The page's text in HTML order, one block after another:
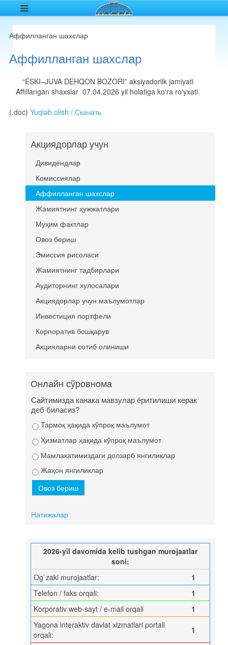
Аффилланган шахслар
Аффилланган шахслар
“ESKI–JUVA DEHQON BOZORI” aksiyadorlik jamiyati
Affillangan shaxslar 07.04.2026 yil holatiga koʻra roʻyxati.
(.doc) Yuqlab olish / Скачать
Акциядорлар учун
Дивидендлар
Комиссиялар
Аффилланган шахслар
Жамиятнинг ҳужжатлари
Муҳим фактлар
Овоз бериш
Эмиссия рисоласи
Жамиятнинг тадбирлари
Аудиторнинг хулосалари
Акциядорлар учун маълумотлар
Инвестиция портфели
Корпоратив бошқарув
Акцияларни сотиб олиниши
Онлайн сўровнома
Сайтимизда канака мавзулар ёритилиши керак
деб биласиз?
Тармоқ ҳақида кўпроқ маълумот
Ҳизматлар ҳақида кўпроқ маълумот
Мамлакатимиздаги долзарб янгиликлар
Жаҳон янгиликлар
Натижалар
2026-yil davomida kelib tushgan murojaatlar
soni:
Og`zaki murojaatlar:
1
Telefon / faks orqali:
1
Korporativ web-sayt / e-mail orqali
1
Yagona interaktiv davlat xizmatlari portali
orqali:
1